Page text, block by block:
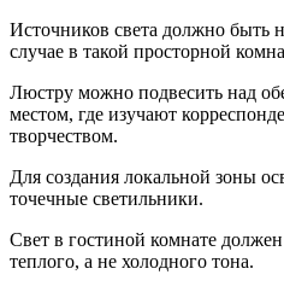
Источников света должно быть
случае в такой просторной
Люстру можно подвесить над
местом, где изучают
творчеством.
Для создания локальной зоны
точечные светильники.
Свет в гостиной комнате
теплого, а не холодного тона.